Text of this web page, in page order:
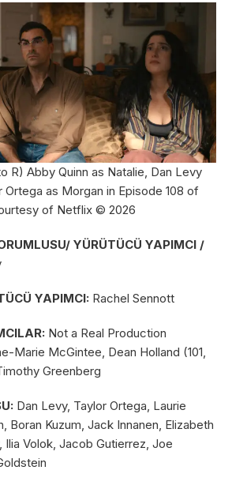
R) Abby Quinn as Natalie, Dan Levy
Ortega as Morgan in Episode 108 of
of Netflix © 2026
YÜRÜTÜCÜ YAPIMCI /
YAPIMCI: Rachel Sennott
Not a Real Production
Marie McGintee, Dean Holland (101,
Greenberg
Dan Levy, Taylor Ortega, Laurie
Boran Kuzum, Jack Innanen, Elizabeth
Ilia Volok, Jacob Gutierrez, Joe